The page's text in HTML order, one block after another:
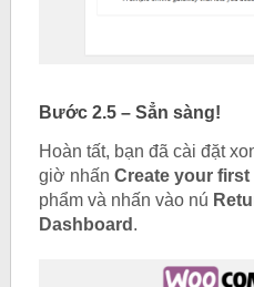
Bước 2.5 – Sẳn sàng!
Hoàn tất, bạn đã cài đặt
giờ nhấn Create your
phẩm và nhấn vào nú
Dashboard .